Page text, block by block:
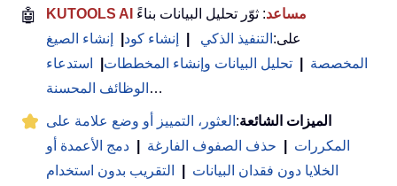
🤖 KUTOOLS AI مساعد: ثوّر تحليل البيانات بناءً
على: التنفيذ الذكي إنشاء كود
إنشاء الصيغ
المخصصة
تحليل البيانات وإنشاء المخططات
استدعاء
الوظائف المحسنة …
الميزات الشائعة: العثور، التمييز أو وضع علامة على
المكررات
حذف الصفوف الفارغة
دمج الأعمدة أو
الخلايا دون فقدان البيانات
التقريب بدون استخدام